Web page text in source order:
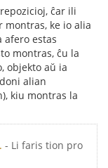
ĉar ili
ke io alia
afero estas
montras, ĉu la
objekto aŭ ia
alian
kiu montras la
. - Li faris tion pro